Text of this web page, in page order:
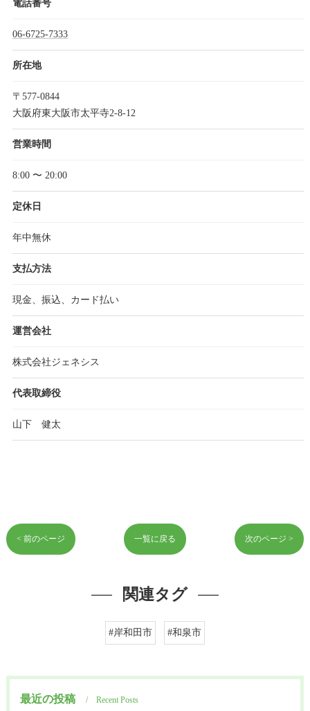
電話番号
06-6725-7333
所在地
〒577-0844
大阪府東大阪市太平寺2-8-12
営業時間
8:00 〜 20:00
定休日
年中無休
支払方法
現金、振込、カード払い
運営会社
株式会社ジェネシス
代表取締役
山下 健太
< 前のページ 一覧に戻る 次のページ >
関連タグ
#岸和田市 #和泉市
最近の投稿 Recent Posts